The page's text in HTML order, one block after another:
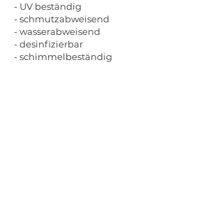
- UV beständig
- schmutzabweisend
- wasserabweisend
- desinfizierbar
- schimmelbeständig